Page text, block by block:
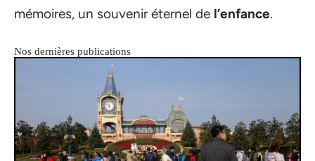
mémoires, un souvenir éternel de l’enfance.
Nos dernières publications